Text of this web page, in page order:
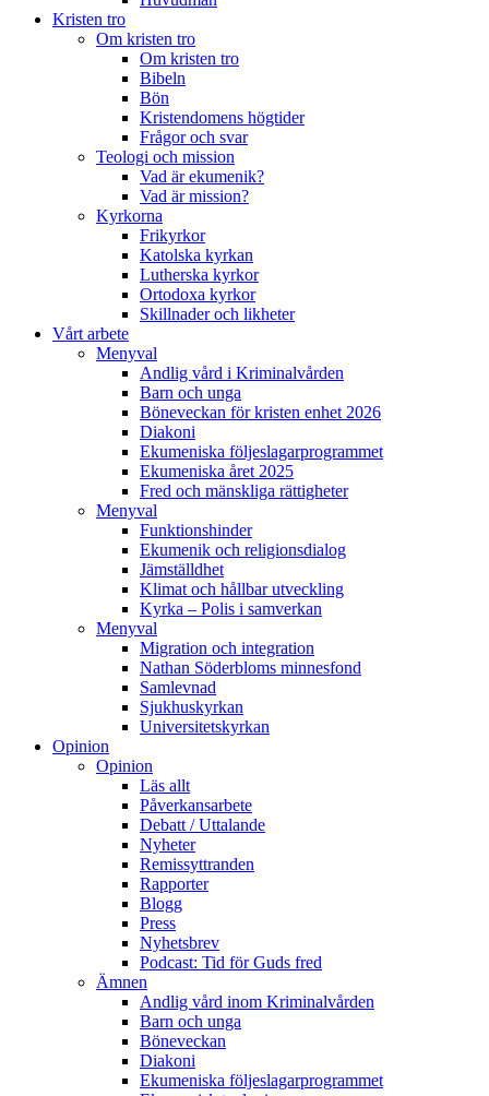
Kristen tro
Om kristen tro
Om kristen tro
Bibeln
Bön
Kristendomens högtider
Frågor och svar
Teologi och mission
Vad är ekumenik?
Vad är mission?
Kyrkorna
Frikyrkor
Katolska kyrkan
Lutherska kyrkor
Ortodoxa kyrkor
Skillnader och likheter
Vårt arbete
Menyval
Andlig vård i Kriminalvården
Barn och unga
Böneveckan för kristen enhet 2026
Diakoni
Ekumeniska följeslagarprogrammet
Ekumeniska året 2025
Fred och mänskliga rättigheter
Menyval
Funktionshinder
Ekumenik och religionsdialog
Jämställdhet
Klimat och hållbar utveckling
Kyrka – Polis i samverkan
Menyval
Migration och integration
Nathan Söderbloms minnesfond
Samlevnad
Sjukhuskyrkan
Universitetskyrkan
Opinion
Opinion
Läs allt
Påverkansarbete
Debatt / Uttalande
Nyheter
Remissyttranden
Rapporter
Blogg
Press
Nyhetsbrev
Podcast: Tid för Guds fred
Ämnen
Andlig vård inom Kriminalvården
Barn och unga
Böneveckan
Diakoni
Ekumeniska följeslagarprogrammet